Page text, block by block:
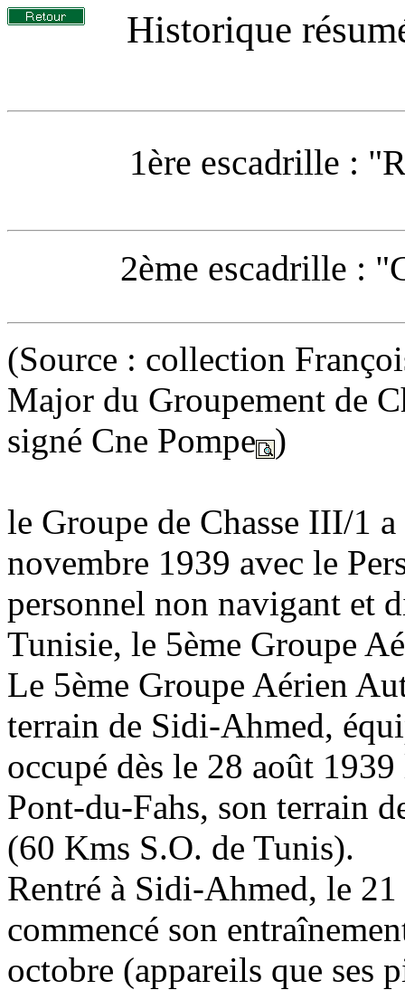
Historique
1ère escadrille :
2ème escadrille :
(Source : collection
Major du Groupement de
signé Cne Pompe )
le Groupe de Chasse III/1
novembre 1939 avec le
personnel non navigant et
Tunisie, le 5ème Groupe
Le 5ème Groupe Aérien
terrain de Sidi-Ahmed,
occupé dès le 28 août
Pont-du-Fahs, son terrain
(60 Kms S.O. de Tunis).
Rentré à Sidi-Ahmed, le
commencé son
octobre (appareils que ses